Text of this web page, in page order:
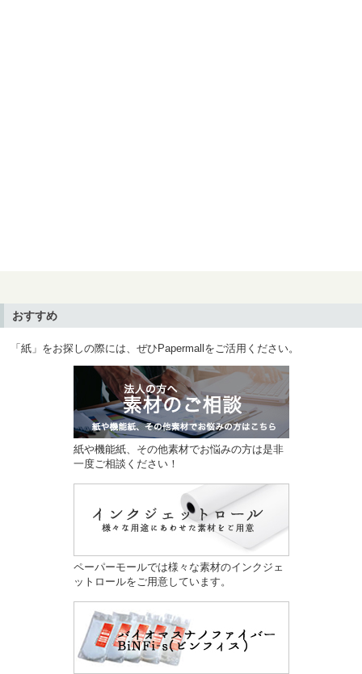
おすすめ
「紙」をお探しの際には、ぜひPapermallをご活用ください。
紙や機能紙、その他素材でお悩みの方は是非
一度ご相談ください！
ペーパーモールでは様々な素材のインクジェ
ットロールをご用意しています。